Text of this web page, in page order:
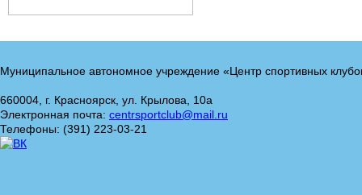
Муниципальное автономное учреждение «Центр спортивных
660004, г. Красноярск, ул. Крылова, 10а
Электронная почта: centrsportclub@mail.ru
Телефоны: (391) 223-03-21